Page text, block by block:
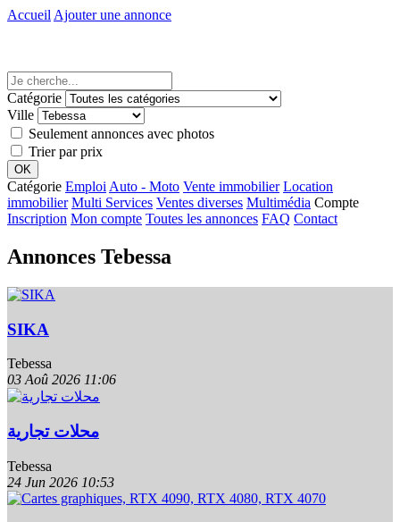
Accueil Ajouter une annonce
Catégorie
Ville
Seulement annonces avec photos
Trier par prix
Catégorie Emploi Auto - Moto Vente immobilier Location
immobilier Multi Services Ventes diverses Multimédia Compte
Inscription Mon compte Toutes les annonces FAQ Contact
Annonces Tebessa
SIKA
Tebessa
03 Aoû 2026 11:06
محلات تجارية
Tebessa
24 Jun 2026 10:53